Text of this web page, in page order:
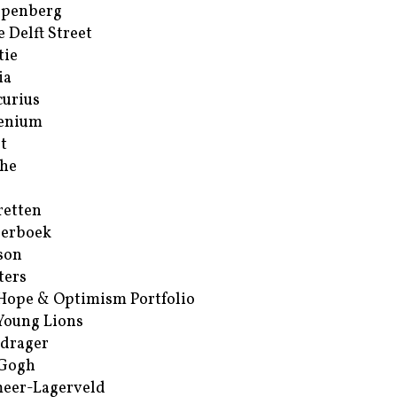
Delft Street
& Optimism Portfolio
Lions
Lagerveld